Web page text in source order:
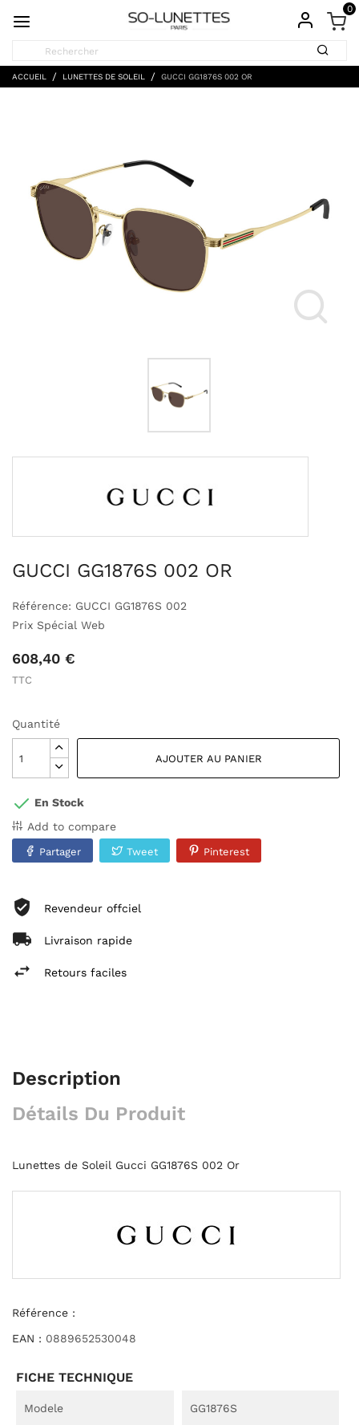
0
ACCUEIL LUNETTES DE SOLEIL GUCCI GG1876S 002 OR
GUCCI GG1876S 002 OR
Référence: GUCCI GG1876S 002
Prix Spécial Web
608,40 €
TTC
Quantité
AJOUTER AU PANIER
En Stock
Add to compare
Partager Tweet Pinterest
Revendeur offciel
Livraison rapide
Retours faciles
Description
Détails Du Produit
Lunettes de Soleil Gucci GG1876S 002 Or
Référence :
EAN : 0889652530048
FICHE TECHNIQUE
Modele GG1876S